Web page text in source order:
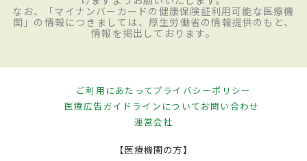
なお、「マイナンバーカードの健康保険証利用可能な医療機
関」の情報につきましては、厚生労働省の情報提供のもと、
情報を掲出しております。
ご利用にあたってプライバシーポリシー
医療広告ガイドラインについてお問い合わせ
運営会社
【医療機関の方】